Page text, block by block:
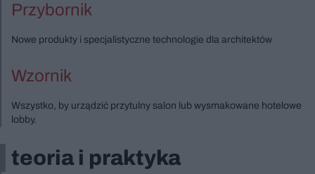
Przybornik
Nowe produkty i specjalistyczne technologie dla architektów
Wzornik
Wszystko, by urządzić przytulny salon lub wysmakowane hotelowe
lobby.
teoria i praktyka